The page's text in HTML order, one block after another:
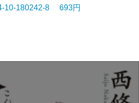
10-180242-8 693円